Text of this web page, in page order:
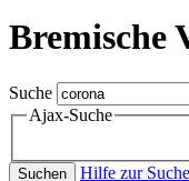
Bremische
Suche
Ajax-Suche
Suchen Hilfe zur Suche